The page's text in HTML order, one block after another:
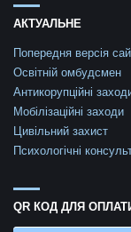
АКТУАЛЬНЕ
Попередня версія
Освітній омбудсмен
Антикорупційні
Мобілізаційні заходи
Цивільний захист
Психологічні
QR КОД ДЛЯ